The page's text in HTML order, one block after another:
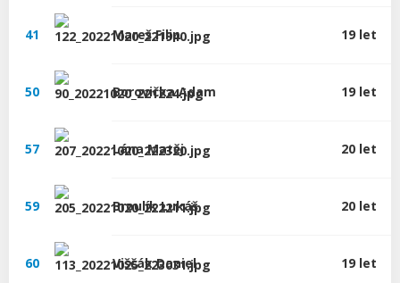
41 Filip
Mareš 19 let
50 Adam
Borovička 19 let
57 Matěj
Lána 20 let
59 Lukáš
Broulík 20 let
60 Daniel
Viščák 19 let